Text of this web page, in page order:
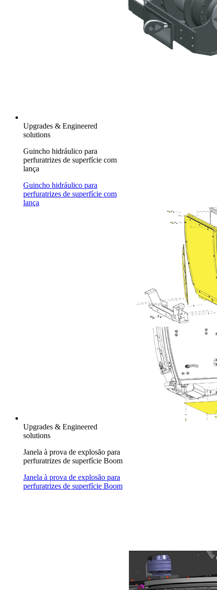
Upgrades & Engineered
solutions
Guincho hidráulico para
perfuratrizes de superfície com
lança
Guincho hidráulico para
perfuratrizes de superfície com
lança
Upgrades & Engineered
solutions
Janela à prova de explosão para
perfuratrizes de superfície Boom
Janela à prova de explosão para
perfuratrizes de superfície Boom